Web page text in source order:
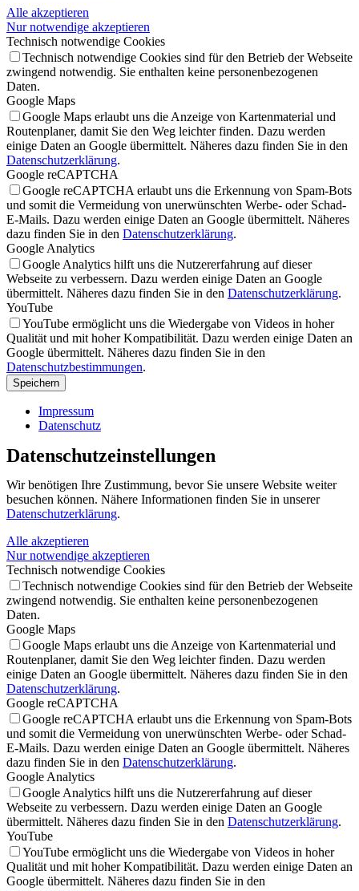
Alle akzeptieren
Nur notwendige akzeptieren
Technisch notwendige Cookies
Technisch notwendige Cookies sind für den Betrieb der Webseite
zwingend notwendig. Sie enthalten keine personenbezogenen
Daten.
Google Maps
Google Maps erlaubt uns die Anzeige von Kartenmaterial und
Routenplaner, damit Sie den Weg leichter finden. Dazu werden
einige Daten an Google übermittelt. Näheres dazu finden Sie in den
Datenschutzerklärung.
Google reCAPTCHA
Google reCAPTCHA erlaubt uns die Erkennung von Spam-Bots
und somit die Vermeidung von unerwünschten Werbe- oder Schad-
E-Mails. Dazu werden einige Daten an Google übermittelt. Näheres
dazu finden Sie in den Datenschutzerklärung.
Google Analytics
Google Analytics hilft uns die Nutzererfahrung auf dieser
Webseite zu verbessern. Dazu werden einige Daten an Google
übermittelt. Näheres dazu finden Sie in den Datenschutzerklärung.
YouTube
YouTube ermöglicht uns die Wiedergabe von Videos in hoher
Qualität und mit hoher Kompatibilität. Dazu werden einige Daten an
Google übermittelt. Näheres dazu finden Sie in den
Datenschutzbestimmungen.
Speichern
Impressum
Datenschutz
Datenschutz­einstellungen
Wir benötigen Ihre Zustimmung, bevor Sie unsere Website weiter
besuchen können. Nähere Informationen finden Sie in unserer
Datenschutzerklärung.
Alle akzeptieren
Nur notwendige akzeptieren
Technisch notwendige Cookies
Technisch notwendige Cookies sind für den Betrieb der Webseite
zwingend notwendig. Sie enthalten keine personenbezogenen
Daten.
Google Maps
Google Maps erlaubt uns die Anzeige von Kartenmaterial und
Routenplaner, damit Sie den Weg leichter finden. Dazu werden
einige Daten an Google übermittelt. Näheres dazu finden Sie in den
Datenschutzerklärung.
Google reCAPTCHA
Google reCAPTCHA erlaubt uns die Erkennung von Spam-Bots
und somit die Vermeidung von unerwünschten Werbe- oder Schad-
E-Mails. Dazu werden einige Daten an Google übermittelt. Näheres
dazu finden Sie in den Datenschutzerklärung.
Google Analytics
Google Analytics hilft uns die Nutzererfahrung auf dieser
Webseite zu verbessern. Dazu werden einige Daten an Google
übermittelt. Näheres dazu finden Sie in den Datenschutzerklärung.
YouTube
YouTube ermöglicht uns die Wiedergabe von Videos in hoher
Qualität und mit hoher Kompatibilität. Dazu werden einige Daten an
Google übermittelt. Näheres dazu finden Sie in den